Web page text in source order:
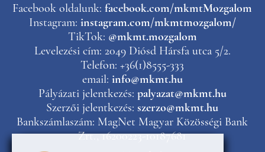
Facebook oldalunk:facebook.com/mkmtMozgalom
Instagram: instagram.com/mkmtmozgalom/
TikTok: @mkmt.mozgalom
Levelezési cím: 2049 Diósd Hársfa utca 5/2.
Telefon: +36(1)8555-333
email: info@mkmt.hu
Pályázati jelentkezés: palyazat@mkmt.hu
Szerzői jelentkezés:szerzo@mkmt.hu
Bankszámlaszám: MagNet Magyar Közösségi Bank
Zrt., 16200223-10187681